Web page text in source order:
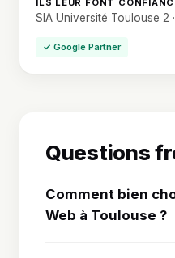
ILS LEUR FONT
SIA Université Toulouse 2
✓ Google Partner
Questions
Comment bien
Web à Toulouse ?